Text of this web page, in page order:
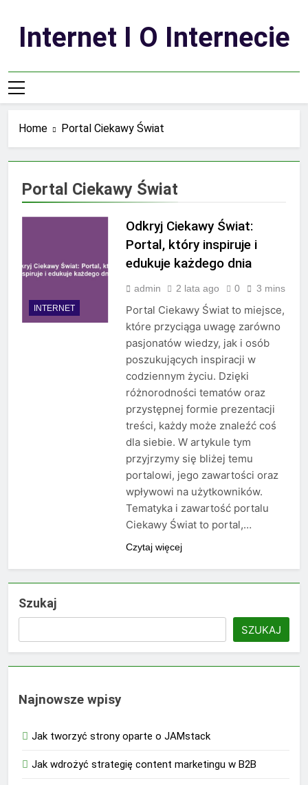
contentInternet I O Internecie
Home Portal Ciekawy Świat
Portal Ciekawy Świat
INTERNET
Odkryj Ciekawy Świat:
Portal, który inspiruje i
edukuje każdego dnia
admin 2 lata ago 0 3 mins
Portal Ciekawy Świat to miejsce,
które przyciąga uwagę zarówno
pasjonatów wiedzy, jak i osób
poszukujących inspiracji w
codziennym życiu. Dzięki
różnorodności tematów oraz
przystępnej formie prezentacji
treści, każdy może znaleźć coś
dla siebie. W artykule tym
przyjrzymy się bliżej temu
portalowi, jego zawartości oraz
wpływowi na użytkowników.
Tematyka i zawartość portalu
Ciekawy Świat to portal,…
Czytaj więcej
Szukaj
SZUKAJ
Najnowsze wpisy
Jak tworzyć strony oparte o JAMstack
Jak wdrożyć strategię content marketingu w B2B